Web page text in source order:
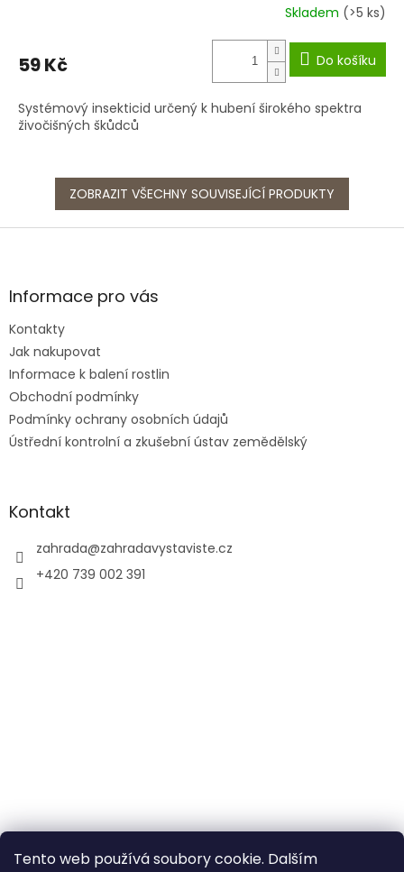
Tento web používá soubory cookie. Dalším
Skladem (>5 ks)
59 Kč Do košíku
Systémový insekticid určený k hubení širokého spektra
živočišných škůdců
ZOBRAZIT VŠECHNY SOUVISEJÍCÍ PRODUKTY
Z
aInformace pro vás
Kontakty
Jak nakupovat
Informace k balení rostlin
Obchodní podmínky
Podmínky ochrany osobních údajů
Ústřední kontrolní a zkušební ústav zemědělský
Kontakt
zahrada@zahradavystaviste.cz
+420 739 002 391